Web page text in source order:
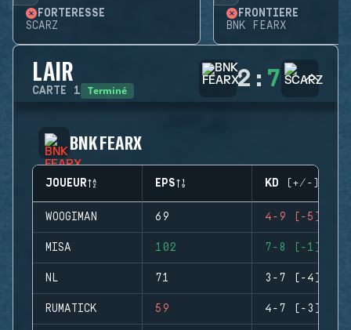
FORTERESSE
SCARZ
FRONTIÈRE
BNK FEARX
LAIR
CARTE 1 Terminé 2 : 7
BNK FEARX
JOUEUR EPS KD (+/-)
WOOGIMAN 69 4-9 (-5)
MISA 102 7-8 (-1)
NL 71 3-7 (-4)
RUMATICK 59 4-7 (-3)